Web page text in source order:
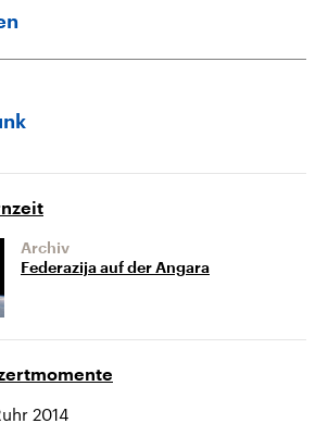
Archiv
Federazija auf der Angara
2014